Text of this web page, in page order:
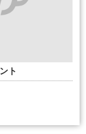
ト